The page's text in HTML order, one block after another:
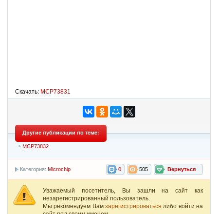
Скачать: MCP73831
Другие публикации по теме:
MCP73832
Вернуться
505
0
Категория: Microchip
Уважаемый посетитель, Вы зашли на сайт как
незарегистрированный пользователь.
Мы рекомендуем Вам зарегистрироватьсялибо войти на